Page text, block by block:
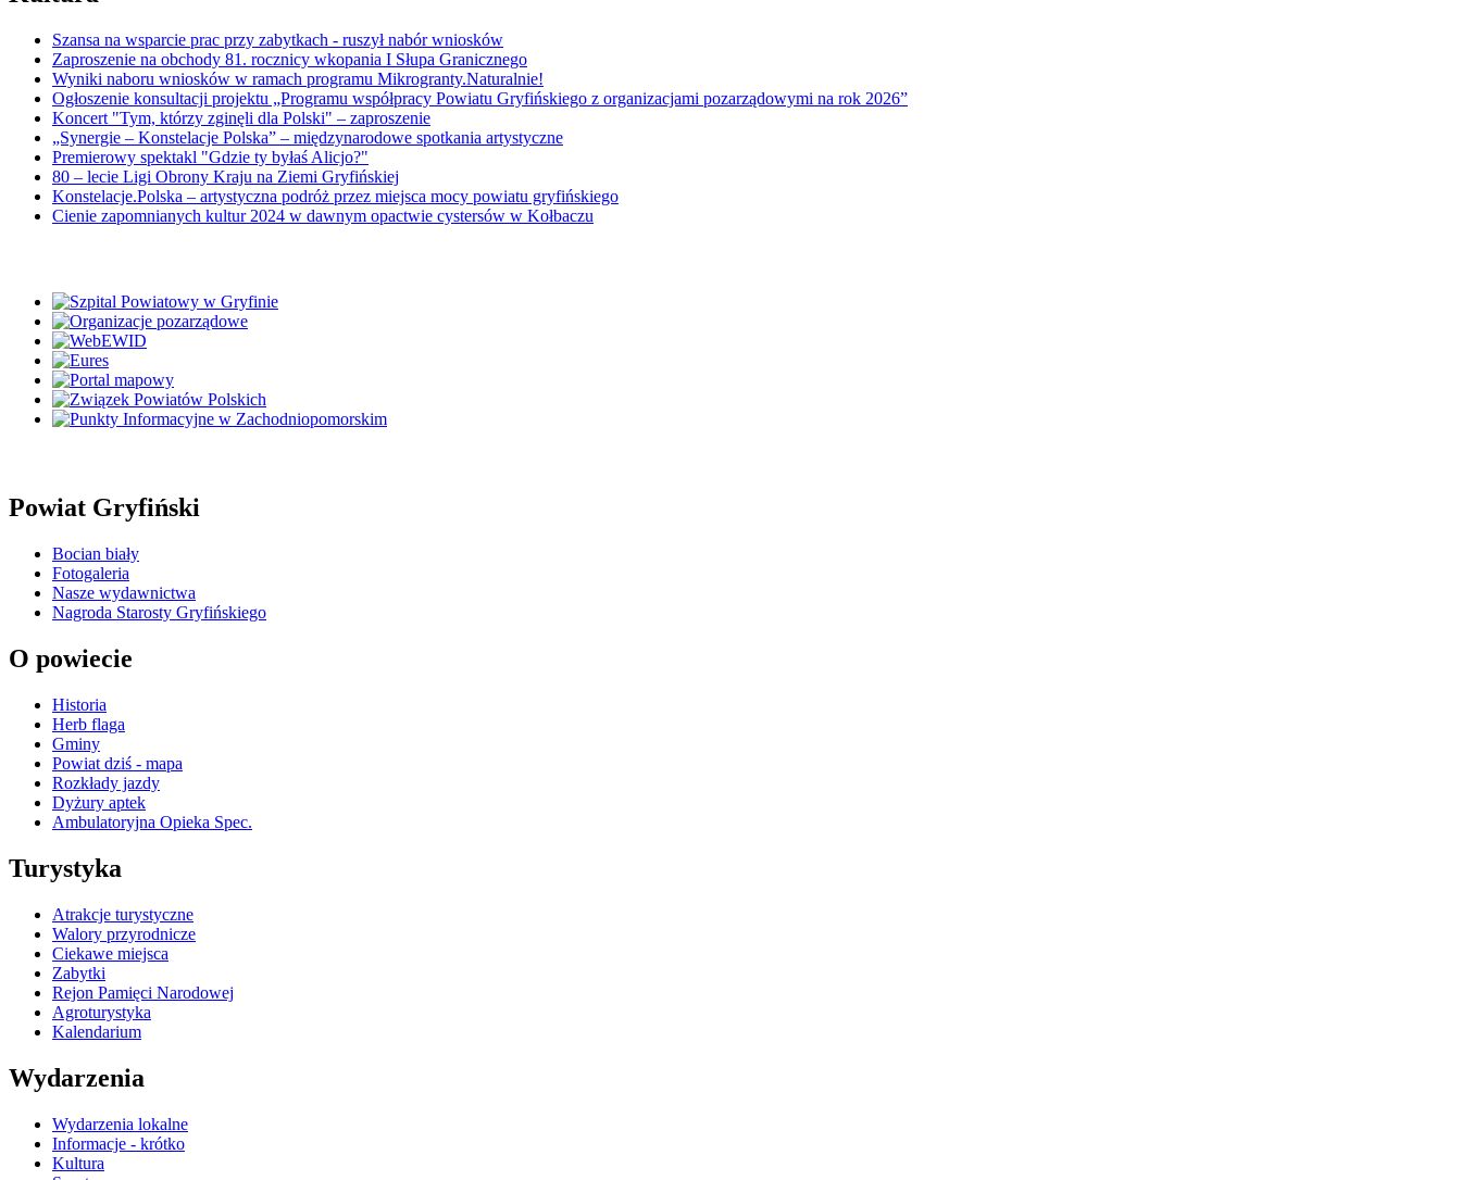
Szansa na wsparcie prac przy zabytkach - ruszył nabór wniosków
Zaproszenie na obchody 81. rocznicy wkopania I Słupa Granicznego
Wyniki naboru wniosków w ramach programu Mikrogranty.Naturalnie!
Ogłoszenie konsultacji projektu „Programu współpracy Powiatu Gryfińskiego z organizacjami pozarządowymi na rok 2026”
Koncert "Tym, którzy zginęli dla Polski" – zaproszenie
„Synergie – Konstelacje Polska” – międzynarodowe spotkania artystyczne
Premierowy spektakl "Gdzie ty byłaś Alicjo?"
80 – lecie Ligi Obrony Kraju na Ziemi Gryfińskiej
Konstelacje.Polska – artystyczna podróż przez miejsca mocy powiatu gryfińskiego
Cienie zapomnianych kultur 2024 w dawnym opactwie cystersów w Kołbaczu
Powiat Gryfiński
Bocian biały
Fotogaleria
Nasze wydawnictwa
Nagroda Starosty Gryfińskiego
O powiecie
Historia
Herb flaga
Gminy
Powiat dziś - mapa
Rozkłady jazdy
Dyżury aptek
Ambulatoryjna Opieka Spec.
Turystyka
Atrakcje turystyczne
Walory przyrodnicze
Ciekawe miejsca
Zabytki
Rejon Pamięci Narodowej
Agroturystyka
Kalendarium
Wydarzenia
Wydarzenia lokalne
Informacje - krótko
Kultura